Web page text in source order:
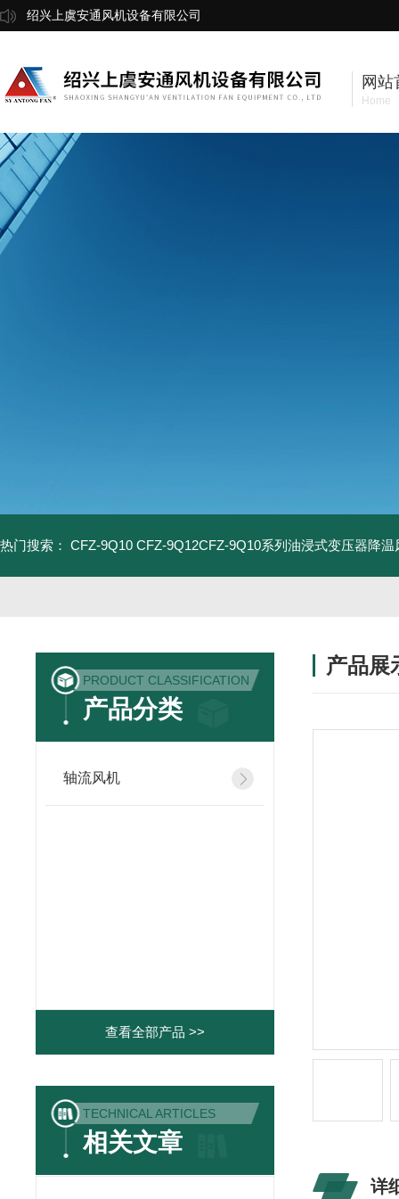
绍兴上虞安通风机设备有限公司
网站
Home
热门搜索： CFZ-9Q10 CFZ-9Q12CFZ-9Q10系列油浸式变压器降温
PRODUCT CLASSIFICATION
产品分类
轴流风机
查看全部产品 >>
TECHNICAL ARTICLES
相关文章
产品展
详